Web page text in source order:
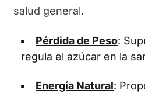
salud general.
Pérdida de Peso:
regula el azúcar en la
Energía Natural: